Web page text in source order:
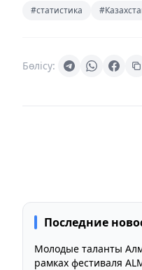
#статистика
Бөлісу:
Последние
Молодые таланты
рамках фестиваля